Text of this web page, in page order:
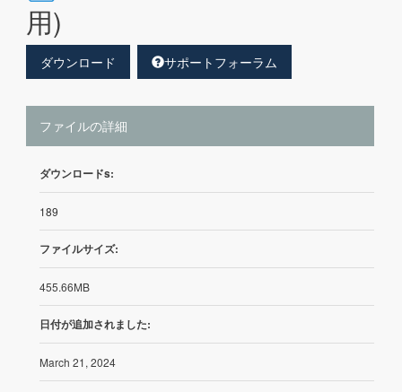
用)
ダウンロード サポートフォーラム
ファイルの詳細
ダウンロードs:
189
ファイルサイズ:
455.66MB
日付が追加されました:
March 21, 2024